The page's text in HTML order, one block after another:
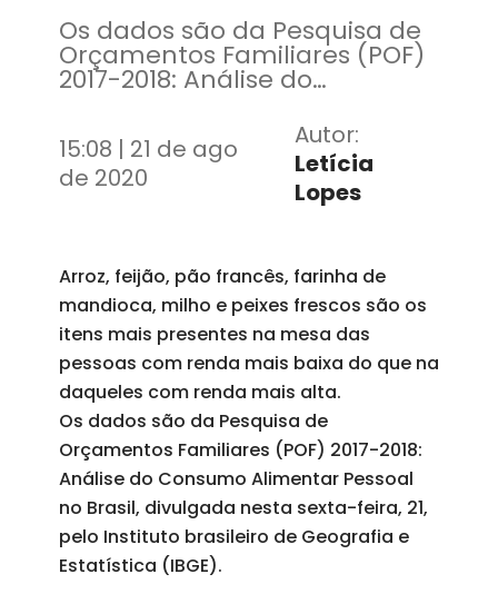
Os dados são da Pesquisa de
Orçamentos Familiares (POF)
2017-2018: Análise do
15:08 | 21 de ago
de 2020
Autor:
Letícia
Lopes
Arroz, feijão, pão francês, farinha de
mandioca, milho e peixes frescos são os
itens mais presentes na mesa das
pessoas com renda mais baixa do que na
daqueles com renda mais alta.
Os dados são da Pesquisa de
Orçamentos Familiares (POF) 2017-2018:
Análise do Consumo Alimentar Pessoal
no Brasil, divulgada nesta sexta-feira, 21,
pelo Instituto brasileiro de Geografia e
Estatística (IBGE).